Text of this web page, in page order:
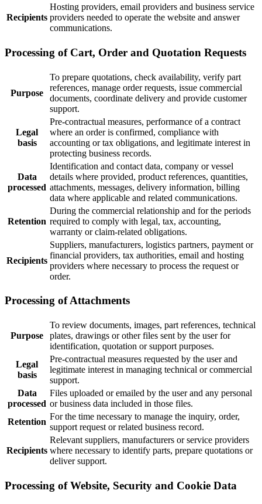
Recipients
Hosting providers, email providers and business service
providers needed to operate the website and answer
communications.
Processing of Cart, Order and Quotation Requests
Purpose
To prepare quotations, check availability, verify part
references, manage order requests, issue commercial
documents, coordinate delivery and provide customer
support.
Legal
basis
Pre-contractual measures, performance of a contract
where an order is confirmed, compliance with
accounting or tax obligations, and legitimate interest in
protecting business records.
Data
processed
Identification and contact data, company or vessel
details where provided, product references, quantities,
attachments, messages, delivery information, billing
data where applicable and related communications.
Retention
During the commercial relationship and for the periods
required to comply with legal, tax, accounting,
warranty or claim-related obligations.
Recipients
Suppliers, manufacturers, logistics partners, payment or
financial providers, tax authorities, email and hosting
providers where necessary to process the request or
order.
Processing of Attachments
Purpose
To review documents, images, part references, technical
plates, drawings or other files sent by the user for
identification, quotation or support purposes.
Legal
basis
Pre-contractual measures requested by the user and
legitimate interest in managing technical or commercial
support.
Data
processed
Files uploaded or emailed by the user and any personal
or business data included in those files.
Retention
For the time necessary to manage the inquiry, order,
support request or related business record.
Recipients
Relevant suppliers, manufacturers or service providers
where necessary to identify parts, prepare quotations or
deliver support.
Processing of Website, Security and Cookie Data